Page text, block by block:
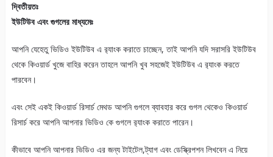
দ্বিতীয়তঃ
ইউটিউব এবং গুগলের মাধ্যমেঃ
আপনি যেহেতু ভিডিও ইউটিউব এ র‍্যাংক করাতে চাচ্ছেন, তাই আপনি যদি সরাসরি ইউটিউব
থেকে কিওয়ার্ড খুজে বাহির করেন তাহলে আপনি খুব সহজেই ইউটিউব এ র‍্যাংক করতে
পারবেন।
এবং সেই একই কিওয়ার্ড রিসার্চ মেথড আপনি গুগলে ব্যাবহার করে গুগল থেকেও কিওয়ার্ড
রিসার্চ করে আপনি আপনার ভিডিও কে গুগলে র‍্যাংক করাতে পারেন।
কীভাবে আপনি আপনার ভিডিও এর জন্য টাইটেল,ট্যাগ এবং ডেস্ক্রিপশন লিখবেন এ নিয়ে